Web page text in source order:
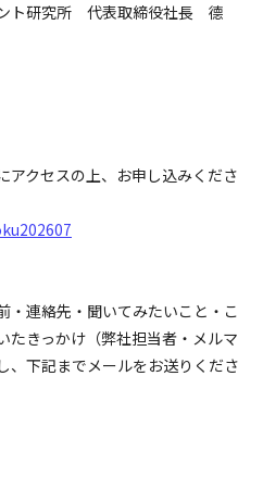
ト研究所 代表取締役社長 德
アクセスの上、お申し込みくださ
・連絡先・聞いてみたいこと・こ
たきっかけ（弊社担当者・メルマ
、下記までメールをお送りくださ